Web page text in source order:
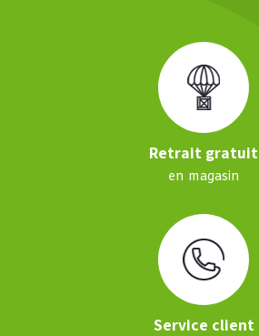
Retrait gratuit
en magasin
Service client